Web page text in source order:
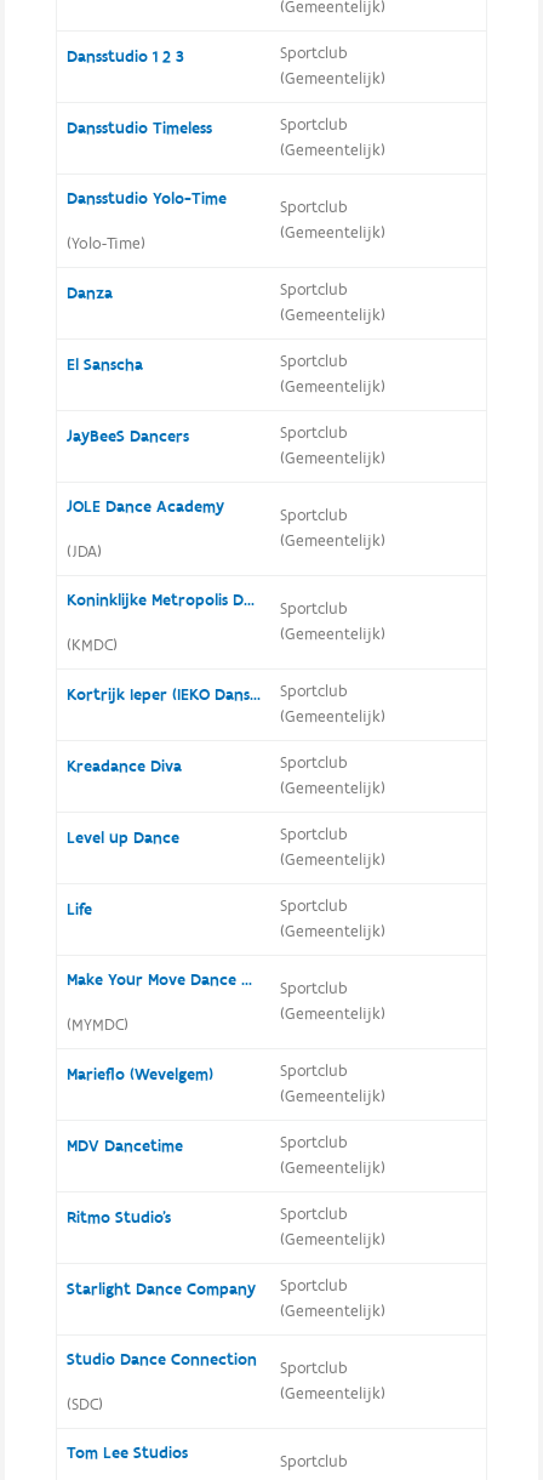
(Gemeentelijk)
Dansstudio 1 2 3
Sportclub
(Gemeentelijk)
Dansstudio Timeless
Sportclub
(Gemeentelijk)
Dansstudio Yolo-Time
(Yolo-Time)
Sportclub
(Gemeentelijk)
Danza
Sportclub
(Gemeentelijk)
El Sanscha
Sportclub
(Gemeentelijk)
JayBeeS Dancers
Sportclub
(Gemeentelijk)
JOLE Dance Academy
(JDA)
Sportclub
(Gemeentelijk)
Koninklijke Metropolis Danssport Club
(KMDC)
Sportclub
(Gemeentelijk)
Kortrijk Ieper (IEKO Dansclub)
Sportclub
(Gemeentelijk)
Kreadance Diva
Sportclub
(Gemeentelijk)
Level up Dance
Sportclub
(Gemeentelijk)
Life
Sportclub
(Gemeentelijk)
Make Your Move Dance Company
(MYMDC)
Sportclub
(Gemeentelijk)
Marieflo (Wevelgem)
Sportclub
(Gemeentelijk)
MDV Dancetime
Sportclub
(Gemeentelijk)
Ritmo Studio's
Sportclub
(Gemeentelijk)
Starlight Dance Company
Sportclub
(Gemeentelijk)
Studio Dance Connection
(SDC)
Sportclub
(Gemeentelijk)
Tom Lee Studios
Sportclub